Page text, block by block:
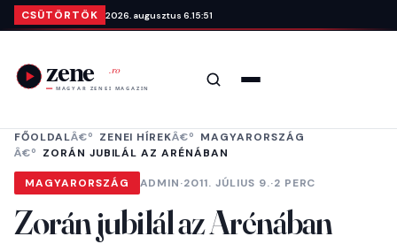
Ugrás a tartalomra
CSÜTÖRTÖK 2026. augusztus 6. 15:51
Keresés
FŐOLDAL ZENEI HÍREK
MAGYARORSZÁG
ZORÁN JUBILÁL AZ ARÉNÁBAN
MAGYARORSZÁG ADMIN·2011. JÚLIUS 9.·2 PERC
Zorán jubilál az Arénában